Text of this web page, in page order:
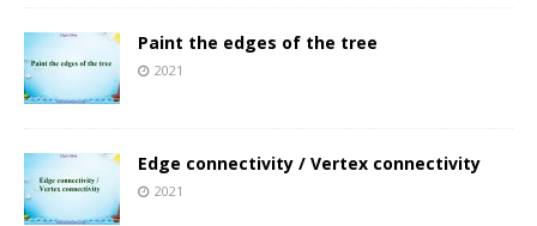
Paint the edges of the tree
2021
Edge connectivity / Vertex connectivity
2021